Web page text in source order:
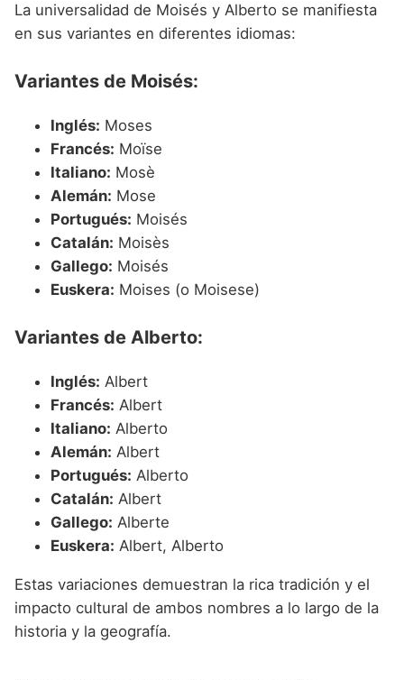
La universalidad de Moisés y Alberto se manifiesta
en sus variantes en diferentes idiomas:
Variantes de Moisés:
Inglés: Moses
Francés: Moïse
Italiano: Mosè
Alemán: Mose
Portugués: Moisés
Catalán: Moisès
Gallego: Moisés
Euskera: Moises (o Moisese)
Variantes de Alberto:
Inglés: Albert
Francés: Albert
Italiano: Alberto
Alemán: Albert
Portugués: Alberto
Catalán: Albert
Gallego: Alberte
Euskera: Albert, Alberto
Estas variaciones demuestran la rica tradición y el
impacto cultural de ambos nombres a lo largo de la
historia y la geografía.